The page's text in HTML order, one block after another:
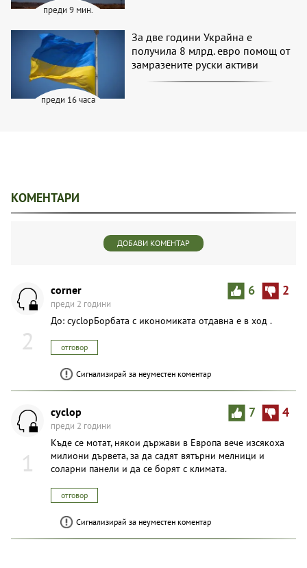
преди 9 мин.
преди 16 часа
За две години Украйна е
получила 8 млрд. евро помощ от
замразените руски активи
КОМЕНТАРИ
ДОБАВИ КОМЕНТАР
2
6 2
corner
преди 2 години
До: cyclopБорбата с икономиката отдавна е в ход .
отговор
Сигнализирай за неуместен коментар
1
7 4
cyclop
преди 2 години
Къде се мотат, някои държави в Европа вече изсякоха
милиони дървета, за да садят вятърни мелници и
соларни панели и да се борят с климата.
отговор
Сигнализирай за неуместен коментар